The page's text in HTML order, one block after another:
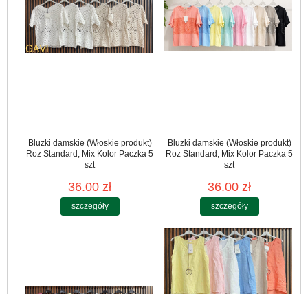
Bluzki damskie (Włoskie produkt)
Roz Standard, Mix Kolor Paczka 5
szt
36.00 zł
szczegóły
Bluzki damskie (Włoskie produkt)
Roz Standard, Mix Kolor Paczka 5
szt
36.00 zł
szczegóły